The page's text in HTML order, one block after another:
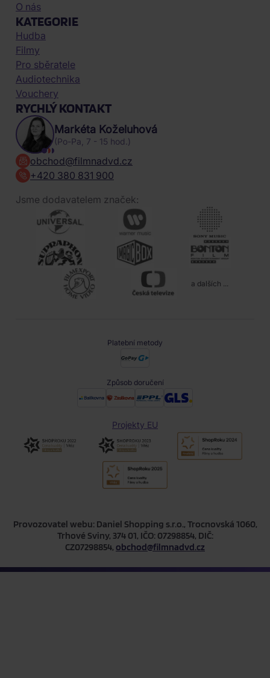
O nás
KATEGORIE
Hudba
Filmy
Pro sběratele
Audiotechnika
Vouchery
RYCHLÝ KONTAKT
Markéta Koželuhová
(Po-Pa, 7 - 15 hod.)
obchod@filmnadvd.cz
+420 380 831 900
Jsme dodavatelem značek:
a dalších ...
Platební metody
Způsob doručení
Projekty EU
Provozovatel webu: Daniel Shopping s.r.o., Trocnovská 1060,
Trhové Sviny, 374 01, IČO: 07298854, DIČ:
CZ07298854, obchod@filmnadvd.cz